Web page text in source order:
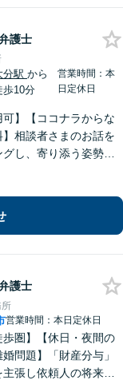
護士
分駅 から
歩10分
営業時間：本
日定休日
可】【ココナラからな
】相談者さまのお話を
し、寄り添う姿勢を
よう、誠心誠意尽く
護士
所
営業時間：本日定休日
歩圏】【休日・夜間の
問題】「財産分与」
張し依頼人の将来を